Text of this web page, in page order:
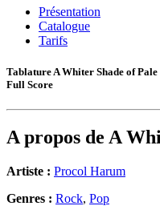
Présentation
Catalogue
Tarifs
Tablature A Whiter Shade of
Full Score
A propos de A
Artiste : Procol Harum
Genres : Rock, Pop